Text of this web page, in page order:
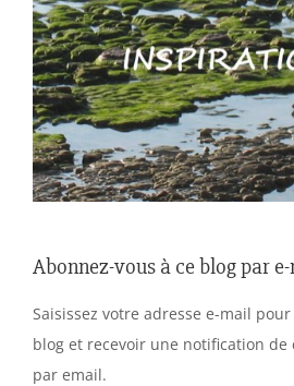
Abonnez-vous à ce blog par
Saisissez votre adresse e-mail
blog et recevoir une notification
par email.